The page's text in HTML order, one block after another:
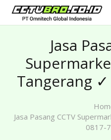
Jasa
Tangerang ✓
Jasa Pasang CCTV
0817-